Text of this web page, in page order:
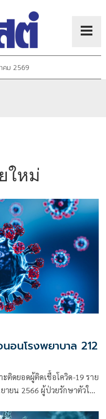
คม 2569
ใหม่
อนโรงพยาบาล 212
ติดยอดผู้ติดเชื้อโควิด-19 ราย
ายน 2566 ผู้ป่วยรักษาตัวใน